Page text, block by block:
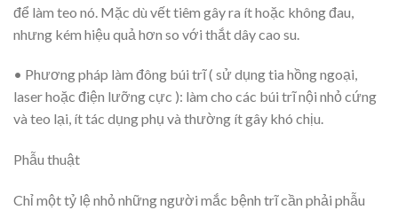
để làm teo nó. Mặc dù vết tiêm gây ra ít hoặc không đau,
nhưng kém hiệu quả hơn so với thắt dây cao su.
• Phương pháp làm đông búi trĩ ( sử dụng tia hồng ngoại,
laser hoặc điện lưỡng cực ): làm cho các búi trĩ nội nhỏ cứng
và teo lại, ít tác dụng phụ và thường ít gây khó chịu.
Phẫu thuật
Chỉ một tỷ lệ nhỏ những người mắc bệnh trĩ cần phải phẫu